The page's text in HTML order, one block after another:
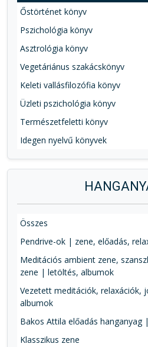
Őstörténet könyv
Pszichológia könyv
Asztrológia könyv
Vegetáriánus szakácskönyv
Keleti vallásfilozófia könyv
Üzleti pszichológia könyv
Természetfeletti könyv
Idegen nyelvű könyvek
Összes
Pendrive-ok | zene, előadás,
Meditációs ambient zene,
zene | letöltés, albumok
Vezetett meditációk, relaxációk,
albumok
Bakos Attila előadás
Klasszikus zene